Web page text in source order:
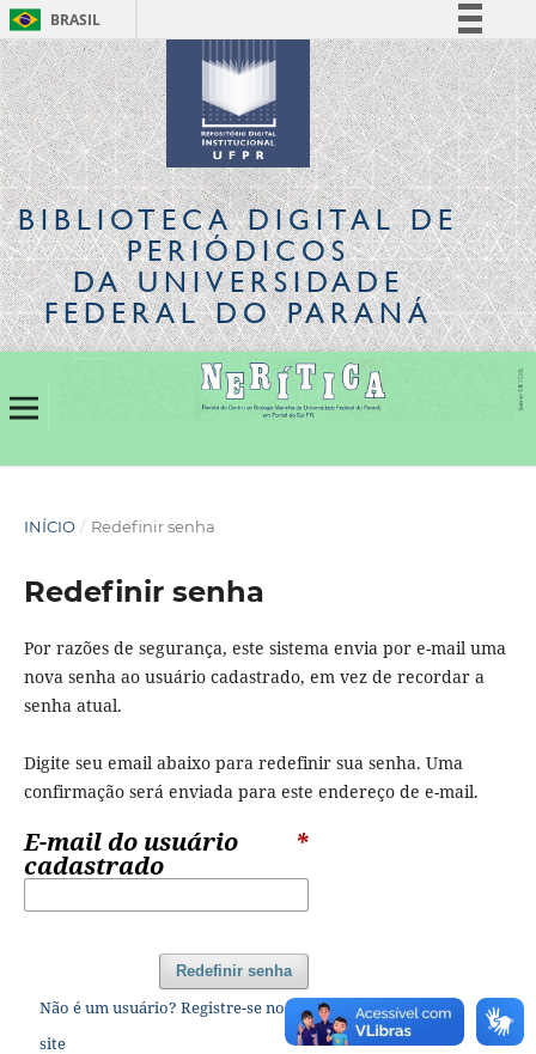
BRASIL
Simplifique!
Comunica BR
Participe
Acesso à informação
Legislação
Canais
BIBLIOTECA DIGITALDE
PERIÓDICOS
DA UNIVERSIDADE
FEDERAL DO PARANÁ
INÍCIO / Redefinir senha
Redefinir senha
Por razões de segurança, este sistema envia por e-mail uma
nova senha ao usuário cadastrado, em vez de recordar a
senha atual.
Digite seu email abaixo para redefinir sua senha. Uma
confirmação será enviada para este endereço de e-mail.
E-mail do usuário
cadastrado
*
Redefinir senha
Não é um usuário? Registre-se no
site